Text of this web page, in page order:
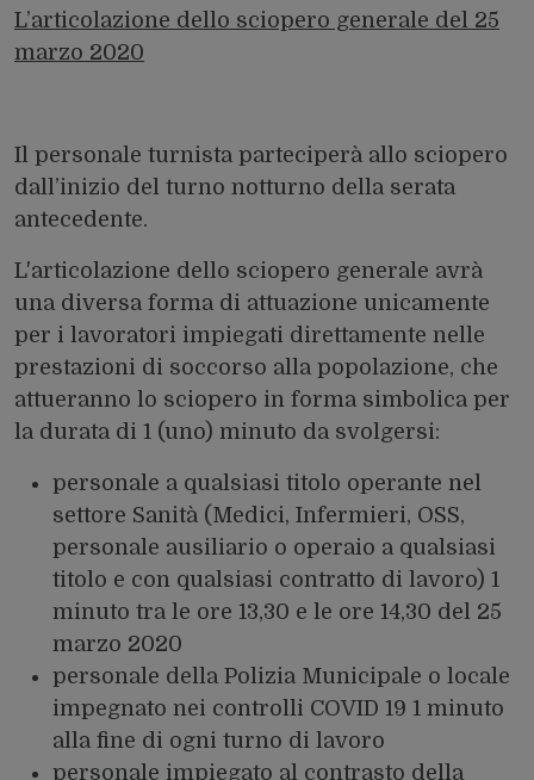
L’articolazione dello sciopero generale del 25
marzo 2020
Il personale turnista parteciperà allo sciopero
dall’inizio del turno notturno della serata
antecedente.
L'articolazione dello sciopero generale avrà
una diversa forma di attuazione unicamente
per i lavoratori impiegati direttamente nelle
prestazioni di soccorso alla popolazione, che
attueranno lo sciopero in forma simbolica per
la durata di 1 (uno) minuto da svolgersi:
personale a qualsiasi titolo operante nel
settore Sanità (Medici, Infermieri, OSS,
personale ausiliario o operaio a qualsiasi
titolo e con qualsiasi contratto di lavoro) 1
minuto tra le ore 13,30 e le ore 14,30 del 25
marzo 2020
personale della Polizia Municipale o locale
impegnato nei controlli COVID 19 1 minuto
alla fine di ogni turno di lavoro
personale impiegato al contrasto della